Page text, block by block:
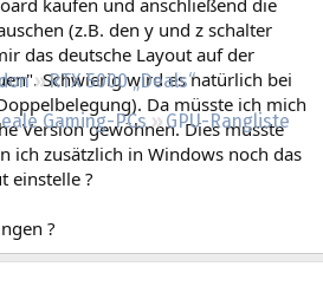
RTX 5000 „Deals“
Gaming-PCs
GPU-Rangliste
(z.B. den y und z schalter
das deutsche Layout auf der
Schwierig wird es natürlich bei
Da müsste ich mich
Version gewöhnen. Dies müsste
ich zusätzlich in Windows noch das
einstelle ?
?